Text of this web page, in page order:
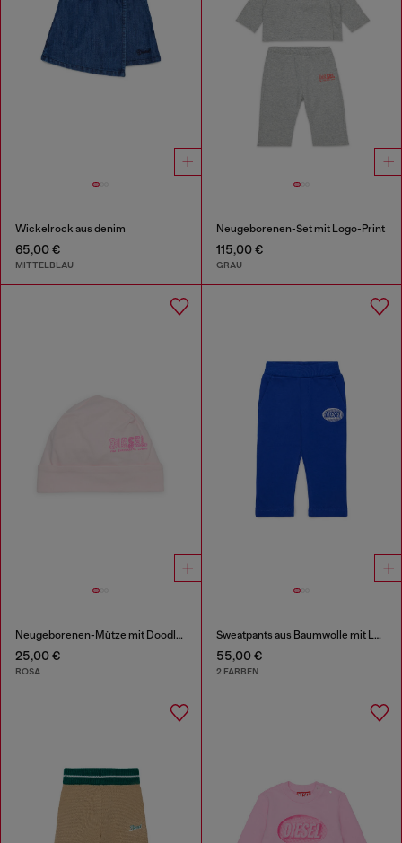
Wickelrock aus denim
65,00 €
MITTELBLAU
Neugeborenen-Set mit Logo-Print
115,00 €
GRAU
Neugeborenen-Mütze mit Doodle-Logo-Print
25,00 €
ROSA
Sweatpants aus Baumwolle mit Logo-Print
55,00 €
2 FARBEN